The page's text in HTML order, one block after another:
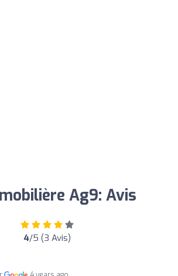
Ag9: Avis
4/5 (3 Avis)